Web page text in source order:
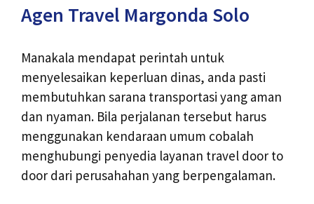
Agen Travel Margonda Solo
Manakala mendapat perintah untuk
menyelesaikan keperluan dinas, anda pasti
membutuhkan sarana transportasi yang aman
dan nyaman. Bila perjalanan tersebut harus
menggunakan kendaraan umum cobalah
menghubungi penyedia layanan travel door to
door dari perusahahan yang berpengalaman.